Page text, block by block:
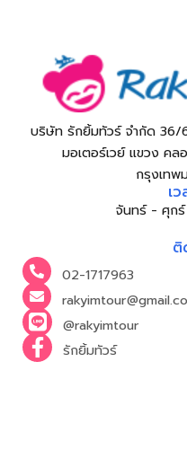
บริษัท รักยิ้มทัวร์ จำกัด 36/
มอเตอร์เวย์ แขวง ค
กรุงเทพ
เ
จันทร์ - ศุก
ติ
02-1717963
@rakyimtour
รักยิ้มทัวร์